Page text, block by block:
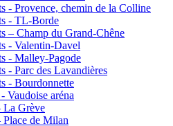
- Provence, chemin de la Colline
- TL-Borde
– Champ du Grand-Chêne
- Valentin-Davel
- Malley-Pagode
- Parc des Lavandières
- Bourdonnette
Vaudoise aréna
La Grève
Place de Milan